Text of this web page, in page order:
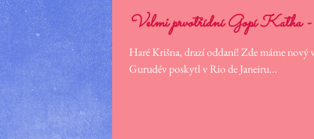
Velmi prvotřídní Gopí Katha
Haré Krišna, drazí oddaní! Zde máme
Gurudév poskytl v Rio de Janeiru...